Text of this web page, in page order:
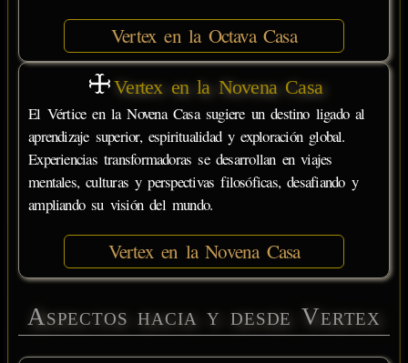
Vertex en la Octava Casa
Vertex en la Novena Casa
El Vértice en la Novena Casa sugiere un destino ligado al
aprendizaje superior, espiritualidad y exploración global.
Experiencias transformadoras se desarrollan en viajes
mentales, culturas y perspectivas filosóficas, desafiando y
ampliando su visión del mundo.
Vertex en la Novena Casa
Aspectos hacia y desde Vertex